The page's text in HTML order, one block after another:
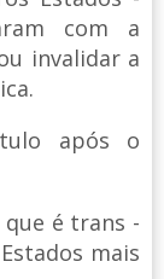
com a
invalidar a
após o
é trans -
mais